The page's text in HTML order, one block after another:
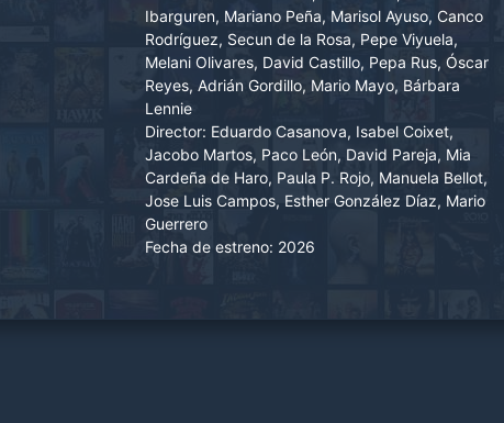
Entre polémicas en redes y miedo a la
cancelación, la familia intenta mantenerse unida
mientras graba el capítulo más controvertido de
su historia.
Ibarguren, Mariano Peña, Marisol Ayuso, Canco
Rodríguez, Secun de la Rosa, Pepe Viyuela,
Melani Olivares, David Castillo, Pepa Rus, Óscar
Reyes, Adrián Gordillo, Mario Mayo, Bárbara
Lennie
Director: Eduardo Casanova, Isabel Coixet,
Jacobo Martos, Paco León, David Pareja, Mia
Cardeña de Haro, Paula P. Rojo, Manuela Bellot,
Jose Luis Campos, Esther González Díaz, Mario
Guerrero
Fecha de estreno: 2026